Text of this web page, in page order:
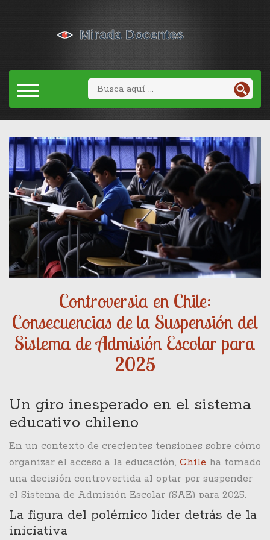
Controversia en Chile:
Consecuencias de la Suspensión del
Sistema de Admisión Escolar para
2025
Un giro inesperado en el sistema
educativo chileno
En un contexto de crecientes tensiones sobre cómo
organizar el acceso a la educación, Chile ha tomado
una decisión controvertida al optar por suspender
el Sistema de Admisión Escolar (SAE) para 2025.
Esta medida ha sacudido la ya compleja escena
educativa del país, suscitando intensos debates
La figura del polémico líder detrás de la
iniciativa